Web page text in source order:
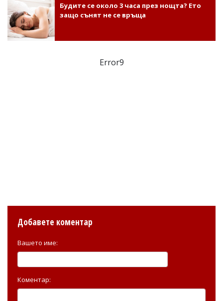
Будите се около 3 часа през нощта? Ето
защо сънят не се връща
Error9
Добавете коментар
Вашето име:
Коментар: